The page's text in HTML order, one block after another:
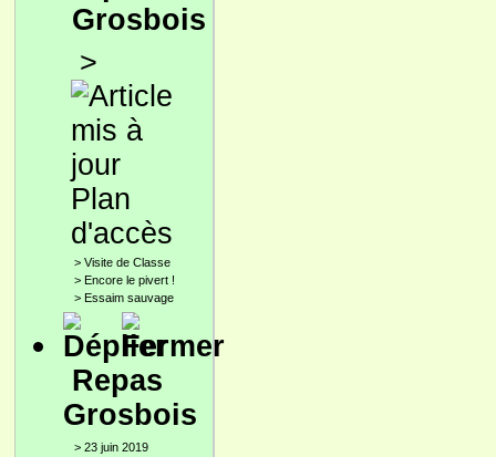
Grosbois
>
Plan
d'accès
> Visite de Classe
> Encore le pivert !
> Essaim sauvage
Repas
Grosbois
> 23 juin 2019